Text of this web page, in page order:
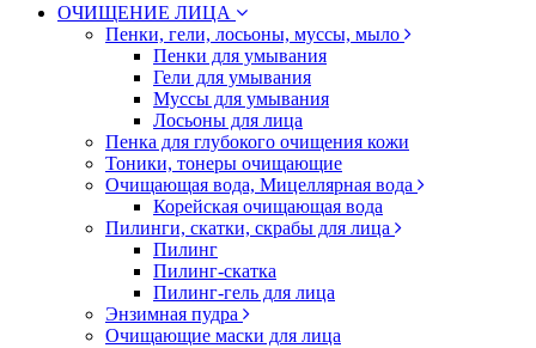
ОЧИЩЕНИЕ ЛИЦА
Пенки, гели, лосьоны, муссы, мыло
Пенки для умывания
Гели для умывания
Муссы для умывания
Лосьоны для лица
Пенка для глубокого очищения кожи
Тоники, тонеры очищающие
Очищающая вода, Мицеллярная вода
Корейская очищающая вода
Пилинги, скатки, скрабы для лица
Пилинг
Пилинг-скатка
Пилинг-гель для лица
Энзимная пудра
Очищающие маски для лица